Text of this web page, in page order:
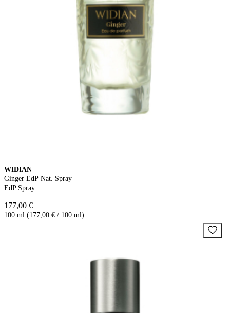
WIDIAN
Ginger EdP Nat. Spray
EdP Spray
177,00 €
100 ml (177,00 € / 100 ml)